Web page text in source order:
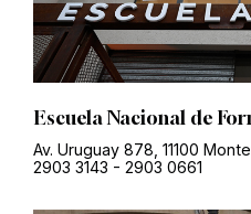
Escuela Nacional de
Av. Uruguay 878, 11100
2903 3143 - 2903 0661